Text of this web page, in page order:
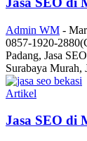
Admin WM -
0857-1920-
Padang, Jasa
Surabaya Murah,
Artikel
Jasa SEO di